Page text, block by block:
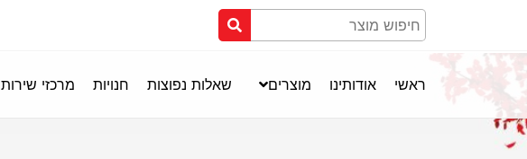
ראשי אודותינו מוצרים שאלות נפוצות חנויות מרכזי שירות